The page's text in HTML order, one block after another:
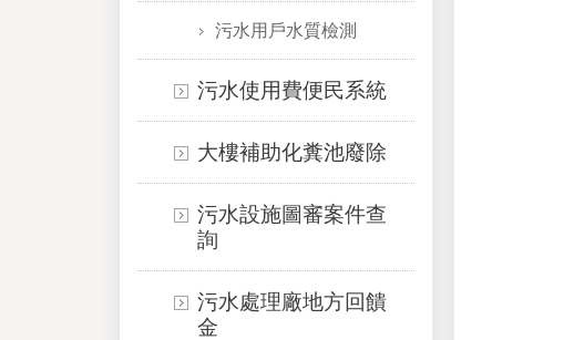
污水用戶水質檢測
污水使用費便民系統
大樓補助化糞池廢除
污水設施圖審案件查
詢
污水處理廠地方回饋
金